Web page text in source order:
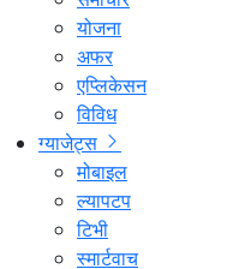
योजना
अफर
एप्लिकेसन
विविध
ग्याजेट्स
मोबाइल
ल्यापटप
टिभी
स्मार्टवाच